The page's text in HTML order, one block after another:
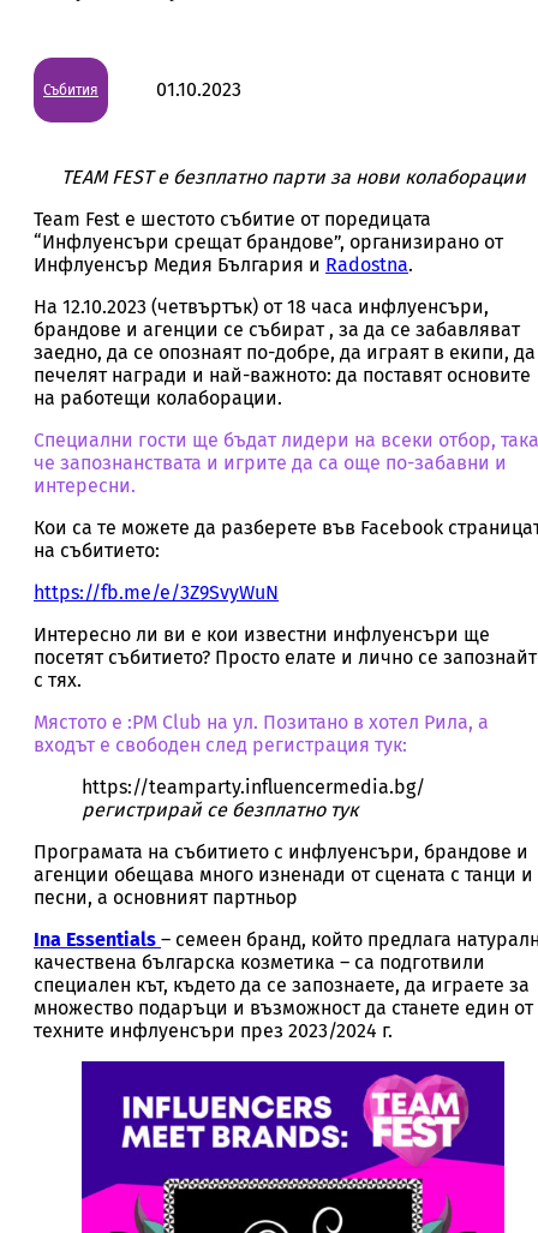
Събития 01.10.2023
TEAM FEST е безплатно парти за нови колаборации
Team Fest е шестото събитие от поредицата
“Инфлуенсъри срещат брандове”, организирано от
Инфлуенсър Медия България и Radostna.
На 12.10.2023 (четвъртък) от 18 часа инфлуенсъри,
брандове и агенции се събират , за да се забавляват
заедно, да се опознаят по-добре, да играят в екипи, да
печелят награди и най-важното: да поставят основите
на работещи колаборации.
Специални гости ще бъдат лидери на всеки отбор, така
че запознанствата и игрите да са още по-забавни и
интересни.
Кои са те можете да разберете във Facebook
на събитието:
https://fb.me/e/3Z9SvyWuN
Интересно ли ви е кои известни инфлуенсъри ще
посетят събитието? Просто елате и лично се
с тях.
Мястото е :PM Club на ул. Позитано в хотел Рила, а
входът е свободен след регистрация тук:
https://teamparty.influencermedia.bg/
регистрирай се безплатно тук
Програмата на събитието с инфлуенсъри, брандове и
агенции обещава много изненади от сцената с танци и
песни, а основният партньор
Ina Essentials – семеен бранд, който предлага
качествена българска козметика – са подготвили
специален кът, където да се запознаете, да играете за
множество подаръци и възможност да станете един от
техните инфлуенсъри през 2023/2024 г.